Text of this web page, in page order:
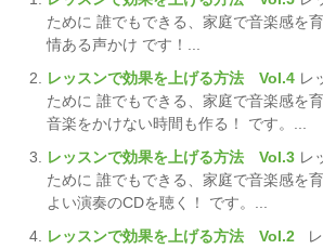
ために 誰でもできる、家庭で音楽感を
情ある声かけ です！...
レッスンで効果を上げる方法 Vol.4 レ
ために 誰でもできる、家庭で音楽感を
音楽をかけない時間も作る！ です。...
レッスンで効果を上げる方法 Vol.3 レ
ために 誰でもできる、家庭で音楽感を
よい演奏のCDを聴く！ です。...
レッスンで効果を上げる方法 Vol.2